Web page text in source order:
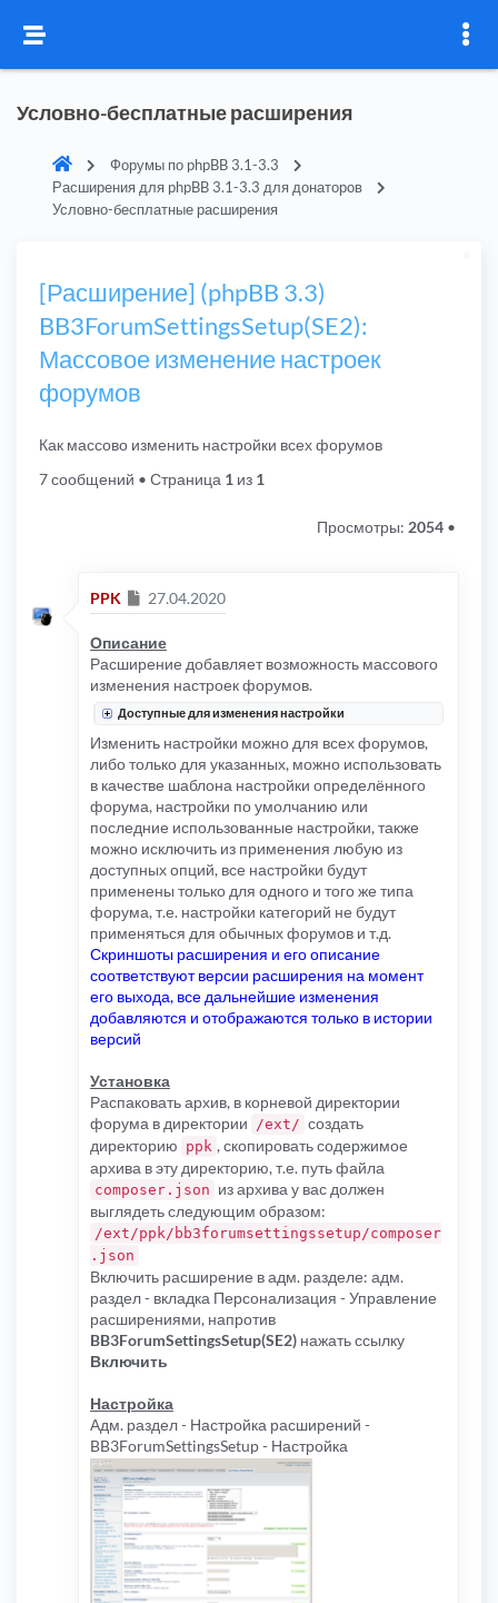
Условно-бесплатные расширения
Форумы по phpBB 3.1-3.3
Расширения для phpBB 3.1-3.3 для донаторов
Условно-бесплатные расширения
[Расширение] (phpBB 3.3)
BB3ForumSettingsSetup(SE2):
Массовое изменение настроек
форумов
Как массово изменить настройки всех форумов
7 сообщений • Страница 1 из 1
Просмотры: 2054 •
PPK Сообщение
27.04.2020
Описание
Расширение добавляет возможность массового
изменения настроек форумов.
Доступные для изменения настройки
Изменить настройки можно для всех форумов,
либо только для указанных, можно использовать
в качестве шаблона настройки определённого
форума, настройки по умолчанию или
последние использованные настройки, также
можно исключить из применения любую из
доступных опций, все настройки будут
применены только для одного и того же типа
форума, т.е. настройки категорий не будут
применяться для обычных форумов и т.д.
Скриншоты расширения и его описание
соответствуют версии расширения на момент
его выхода, все дальнейшие изменения
добавляются и отображаются только в истории
версий
Установка
Распаковать архив, в корневой директории
форума в директории /ext/ создать
директорию ppk , скопировать содержимое
архива в эту директорию, т.е. путь файла
composer.json из архива у вас должен
выглядеть следующим образом:
/ext/ppk/bb3forumsettingssetup/composer
.json
Включить расширение в адм. разделе: адм.
раздел - вкладка Персонализация - Управление
расширениями, напротив
BB3ForumSettingsSetup(SE2) нажать ссылку
Включить
Настройка
Адм. раздел - Настройка расширений -
BB3ForumSettingsSetup - Настройка